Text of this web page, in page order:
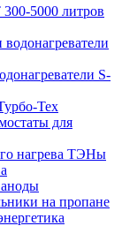
5000 литров
S-
Тех
для
ТЭНы
на пропане